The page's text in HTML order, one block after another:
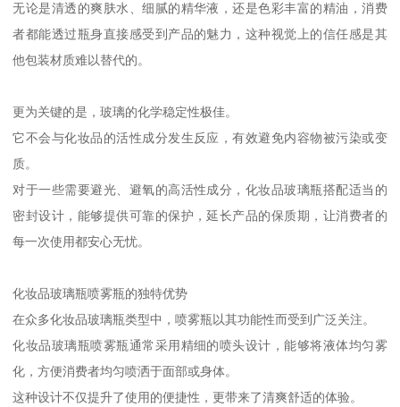
无论是清透的爽肤水、细腻的精华液，还是色彩丰富的精油，消费
者都能透过瓶身直接感受到产品的魅力，这种视觉上的信任感是其
他包装材质难以替代的。
更为关键的是，玻璃的化学稳定性极佳。
它不会与化妆品的活性成分发生反应，有效避免内容物被污染或变
质。
对于一些需要避光、避氧的高活性成分，化妆品玻璃瓶搭配适当的
密封设计，能够提供可靠的保护，延长产品的保质期，让消费者的
每一次使用都安心无忧。
化妆品玻璃瓶喷雾瓶的独特优势
在众多化妆品玻璃瓶类型中，喷雾瓶以其功能性而受到广泛关注。
化妆品玻璃瓶喷雾瓶通常采用精细的喷头设计，能够将液体均匀雾
化，方便消费者均匀喷洒于面部或身体。
这种设计不仅提升了使用的便捷性，更带来了清爽舒适的体验。